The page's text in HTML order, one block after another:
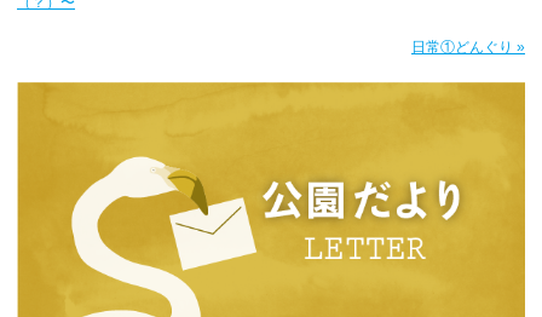
日常①どんぐり »